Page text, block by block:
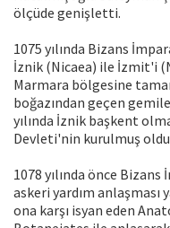
ölçüde genişletti.
1075 yılında Bizans
İznik (Nicaea) ile İzmit'i
Marmara bölgesine
boğazından geçen
yılında İznik başkent
Devleti'nin kurulmuş
1078 yılında önce
askeri yardım anlaşması
ona karşı isyan eden